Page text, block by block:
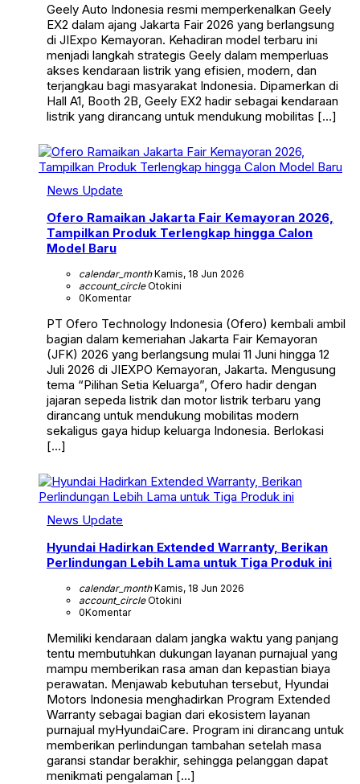
Geely Auto Indonesia resmi memperkenalkan Geely
EX2 dalam ajang Jakarta Fair 2026 yang berlangsung
di JIExpo Kemayoran. Kehadiran model terbaru ini
menjadi langkah strategis Geely dalam memperluas
akses kendaraan listrik yang efisien, modern, dan
terjangkau bagi masyarakat Indonesia. Dipamerkan di
Hall A1, Booth 2B, Geely EX2 hadir sebagai kendaraan
listrik yang dirancang untuk mendukung mobilitas […]
News Update
Ofero Ramaikan Jakarta Fair Kemayoran 2026,
Tampilkan Produk Terlengkap hingga Calon
Model Baru
calendar_monthKamis, 18 Jun 2026
account_circleOtokini
0Komentar
PT Ofero Technology Indonesia (Ofero) kembali ambil
bagian dalam kemeriahan Jakarta Fair Kemayoran
(JFK) 2026 yang berlangsung mulai 11 Juni hingga 12
Juli 2026 di JIEXPO Kemayoran, Jakarta. Mengusung
tema “Pilihan Setia Keluarga”, Ofero hadir dengan
jajaran sepeda listrik dan motor listrik terbaru yang
dirancang untuk mendukung mobilitas modern
sekaligus gaya hidup keluarga Indonesia. Berlokasi
[…]
News Update
Hyundai Hadirkan Extended Warranty, Berikan
Perlindungan Lebih Lama untuk Tiga Produk ini
calendar_monthKamis, 18 Jun 2026
account_circleOtokini
0Komentar
Memiliki kendaraan dalam jangka waktu yang panjang
tentu membutuhkan dukungan layanan purnajual yang
mampu memberikan rasa aman dan kepastian biaya
perawatan. Menjawab kebutuhan tersebut, Hyundai
Motors Indonesia menghadirkan Program Extended
Warranty sebagai bagian dari ekosistem layanan
purnajual myHyundaiCare. Program ini dirancang untuk
memberikan perlindungan tambahan setelah masa
garansi standar berakhir, sehingga pelanggan dapat
menikmati pengalaman […]